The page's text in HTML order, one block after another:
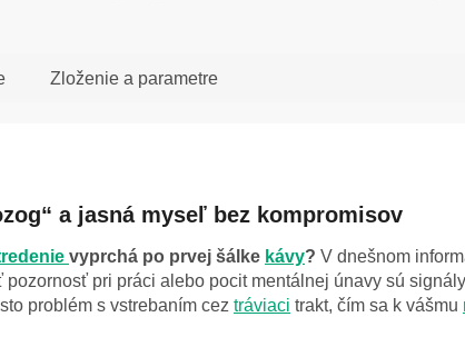
Zloženie a parametre
a jasná myseľ bez kompromisov
vyprchá po prvej šálke kávy? V dnešnom
pri práci alebo pocit mentálnej únavy sú
problém s vstrebaním cez tráviaci trakt, čím sa k vášmu